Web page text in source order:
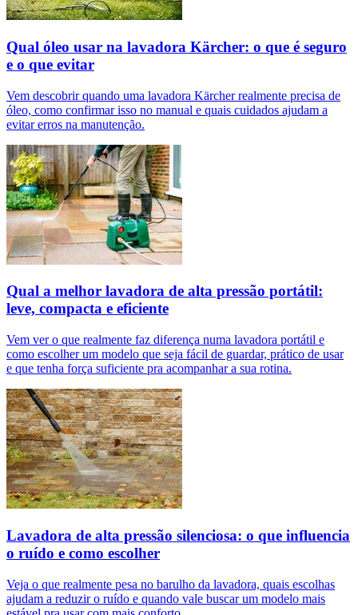
Qual óleo usar na lavadora Kärcher: o que é seguro
e o que evitar
Vem descobrir quando uma lavadora Kärcher realmente precisa de
óleo, como confirmar isso no manual e quais cuidados ajudam a
evitar erros na manutenção.
Qual a melhor lavadora de alta pressão portátil:
leve, compacta e eficiente
Vem ver o que realmente faz diferença numa lavadora portátil e
como escolher um modelo que seja fácil de guardar, prático de usar
e que tenha força suficiente pra acompanhar a sua rotina.
Lavadora de alta pressão silenciosa: o que influencia
o ruído e como escolher
Veja o que realmente pesa no barulho da lavadora, quais escolhas
ajudam a reduzir o ruído e quando vale buscar um modelo mais